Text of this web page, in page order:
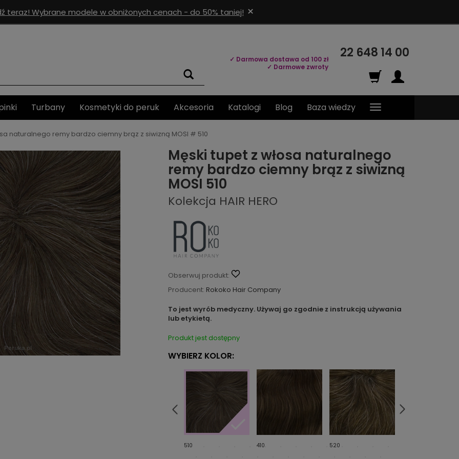
teraz! Wybrane modele w obniżonych cenach - do 50% taniej! ×
✓ Darmowa dostawa od 100 zł
✓ Darmowe zwroty
22 648 14 00
Turbany Kosmetyki do peruk Akcesoria Katalogi Blog Baza wiedzy
naturalnego remy bardzo ciemny brąz z siwizną MOSI # 510
Męski tupet z włosa naturalnego
remy bardzo ciemny brąz z siwizną
MOSI 510
Kolekcja HAIR HERO
Obserwuj produkt:
Producent: Rokoko Hair Company
To jest wyrób medyczny. Używaj go zgodnie z instrukcją używania
lub etykietą.
Produkt jest dostępny
WYBIERZ KOLOR:
510 410 520